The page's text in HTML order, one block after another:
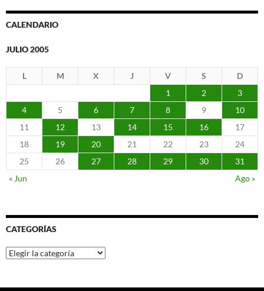
CALENDARIO
JULIO 2005
L M X J V S
D
1
2
3
4
5 6 7 8 9
10
11
12 13 14 15 16
17
18
19 20 21 22 23
24
25
26 27 28 29 30
31
« Jun
Ago »
CATEGORÍAS
Categorías